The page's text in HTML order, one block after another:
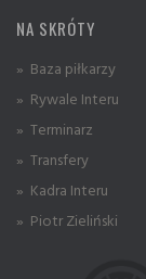
NA SKRÓTY
» Baza piłkarzy
» Rywale Interu
» Terminarz
» Transfery
» Kadra Interu
» Piotr Zieliński